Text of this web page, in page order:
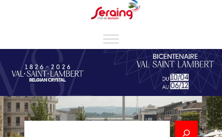
Rechercher
Cookies management panel